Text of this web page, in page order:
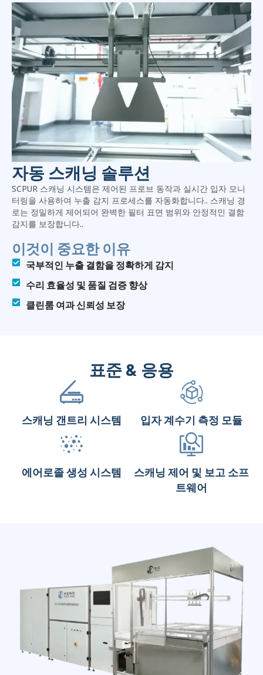
자동 스캐닝 솔루션
SCPUR 스캐닝 시스템은 제어된 프로브 동작과 실시간 입자 모니
터링을 사용하여 누출 감지 프로세스를 자동화합니다.. 스캐닝 경
로는 정밀하게 제어되어 완벽한 필터 표면 범위와 안정적인 결함
감지를 보장합니다..
이것이 중요한 이유
국부적인 누출 결함을 정확하게 감지
수리 효율성 및 품질 검증 향상
클린룸 여과 신뢰성 보장
표준 & 응용
스캐닝 갠트리 시스템 입자 계수기 측정 모듈
에어로졸 생성 시스템
스캐닝 제어 및 보고 소프
트웨어